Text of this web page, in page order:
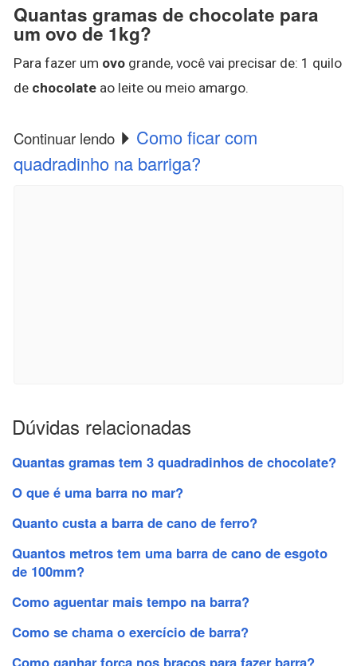
Quantas gramas de chocolate para
um ovo de 1kg?
Para fazer um ovo grande, você vai precisar de: 1 quilo
de chocolate ao leite ou meio amargo.
Continuar lendo
Como ficar com
quadradinho na barriga?
Dúvidas relacionadas
Quantas gramas tem 3 quadradinhos de chocolate?
O que é uma barra no mar?
Quanto custa a barra de cano de ferro?
Quantos metros tem uma barra de cano de esgoto
de 100mm?
Como aguentar mais tempo na barra?
Como se chama o exercício de barra?
Como ganhar força nos braços para fazer barra?